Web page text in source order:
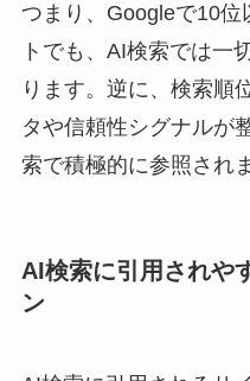
つまり、Googleで10位
トでも、AI検索では一
ります。逆に、検索順
タや信頼性シグナルが
索で積極的に参照され
AI検索に引用されや
ン